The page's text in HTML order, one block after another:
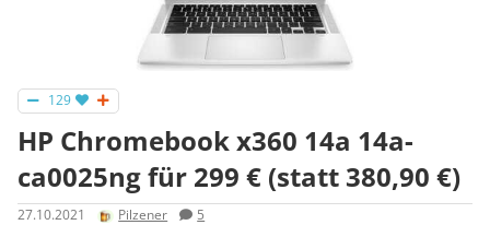
129
HP Chromebook x360 14a 14a-
ca0025ng für 299 € (statt 380,90 €)
27.10.2021 Pilzener 5